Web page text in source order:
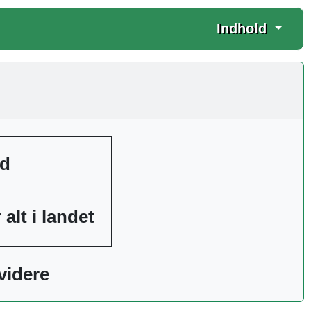
Indhold
alt i landet